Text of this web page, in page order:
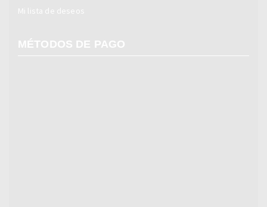
Mi lista de deseos
MÉTODOS DE PAGO